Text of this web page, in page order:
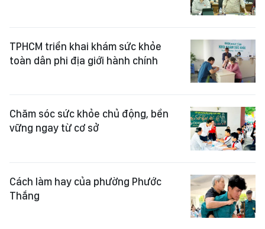
TPHCM triển khai khám sức khỏe
toàn dân phi địa giới hành chính
Chăm sóc sức khỏe chủ động, bền
vững ngay từ cơ sở
Cách làm hay của phường Phước
Thắng